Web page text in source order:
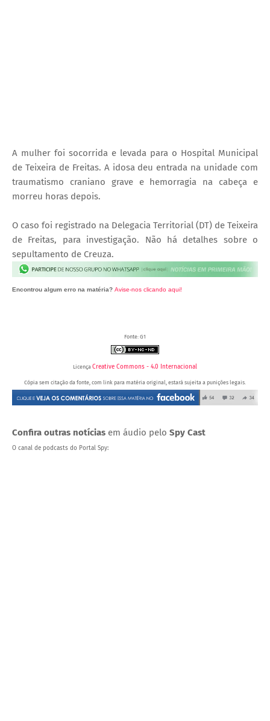
A mulher foi socorrida e levada para o Hospital Municipal
de Teixeira de Freitas. A idosa deu entrada na unidade com
traumatismo craniano grave e hemorragia na cabeça e
morreu horas depois.
O caso foi registrado na Delegacia Territorial (DT) de Teixeira
de Freitas, para investigação. Não há detalhes sobre o
sepultamento de Creuza.
Encontrou algum erro na matéria? Avise-nos clicando aqui!
Fonte: G1
Licença Creative Commons - 4.0 Internacional
Cópia sem citação da fonte, com link para matéria original, estará sujeita a punições legais.
Confira outras notícias em áudio pelo Spy Cast
O canal de podcasts do Portal Spy: